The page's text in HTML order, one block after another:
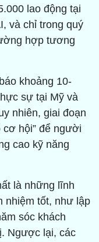
lao động tại
và chỉ trong quý
hợp tương
khoảng 10-
sự tại Mỹ và
nhiên, giai đoạn
hội” để người
cao kỹ năng
là những lĩnh
nhiệm tốt, như lập
sóc khách
Ngược lại, các